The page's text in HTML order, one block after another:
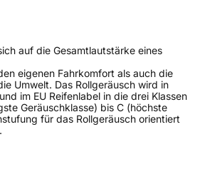
auf die Gesamtlautstärke eines
eigenen Fahrkomfort als auch die
Umwelt. Das Rollgeräusch wird in
im EU Reifenlabel in die drei Klassen
Geräuschklasse) bis C (höchste
für das Rollgeräusch orientiert